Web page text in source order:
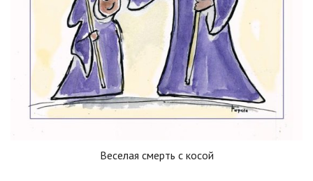
Веселая смерть с косой